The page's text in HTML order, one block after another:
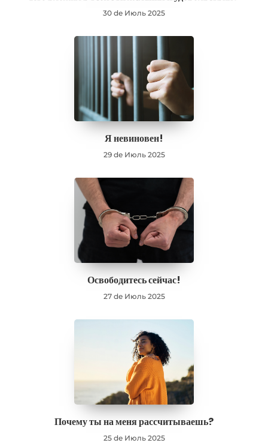
30 de Июль 2025
Я невиновен!
29 de Июль 2025
Освободитесь сейчас!
27 de Июль 2025
Почему ты на меня рассчитываешь?
25 de Июль 2025